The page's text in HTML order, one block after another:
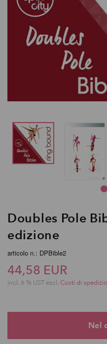
Doubles Pole
edizione
articolo n.: DPBible2
44,58 EUR
incl. 6 % UST escl. Costi di